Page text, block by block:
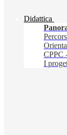
Didattica
CPPC
I